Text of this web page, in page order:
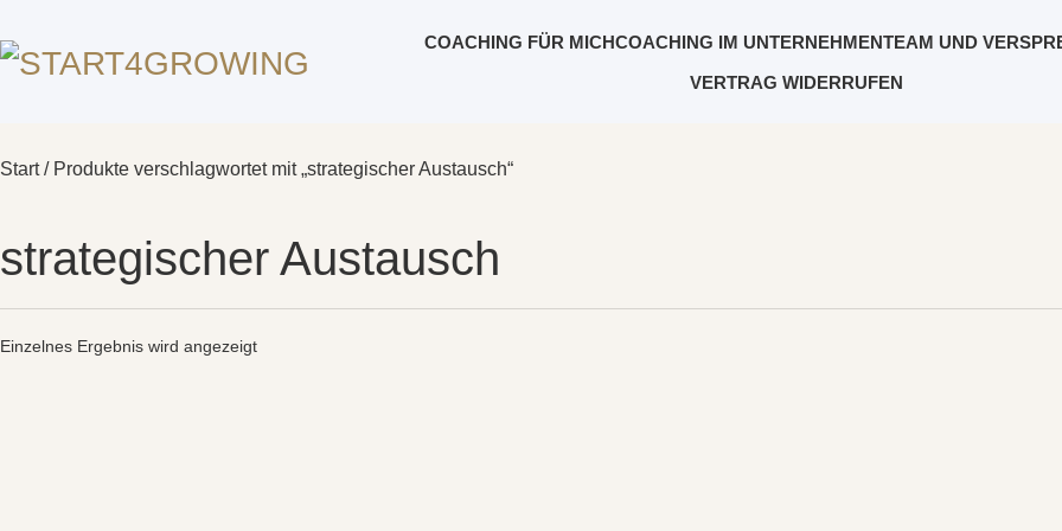
COACHING FÜR MICHCOACHING IM UNTERNEHMENTEAM UND
VERTRAG WIDERRUFEN
Start/ Produkte verschlagwortet mit „strategischer Austausch“
strategischer Austausch
Einzelnes Ergebnis wird angezeigt